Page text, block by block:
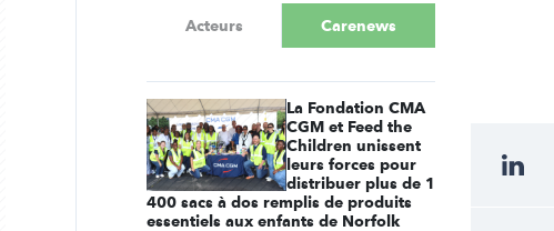
Acteurs Carenews
La Fondation CMA
CGM et Feed the
Children unissent
leurs forces pour
distribuer plus de 1
400 sacs à dos remplis de produits
essentiels aux enfants de Norfolk